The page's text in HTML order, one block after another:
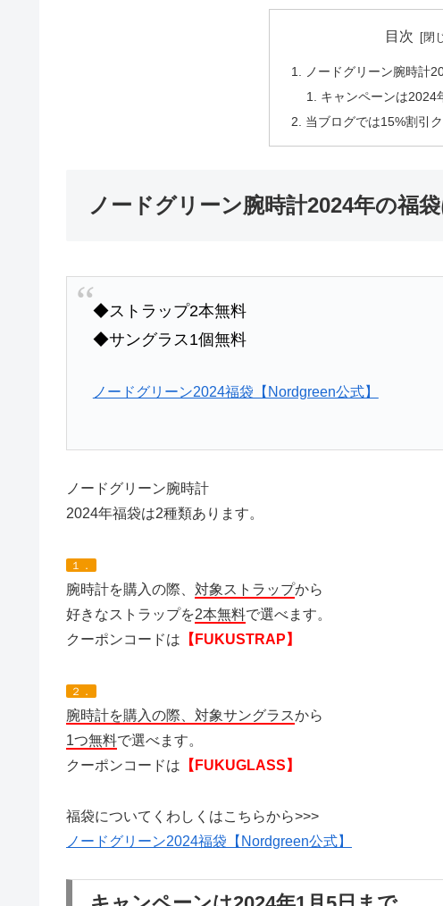
目次
ノードグリーン腕時計
キャンペーンは2024
当ブログでは15%割引
ノードグリーン腕時計2024年の福
◆ストラップ2本無料
◆サングラス1個無料
ノードグリーン2024福袋【Nordgreen公式】
ノードグリーン腕時計
2024年福袋は2種類あります。
１．
腕時計を購入の際、 対象ストラップから
好きなストラップを2本無料で選べます。
クーポンコードは 【FUKUSTRAP】
２．
腕時計を購入の際、対象サングラスから
1つ無料で選べます。
クーポンコードは 【FUKUGLASS】
福袋についてくわしくはこちらから>>>
ノードグリーン2024福袋【Nordgreen公式】